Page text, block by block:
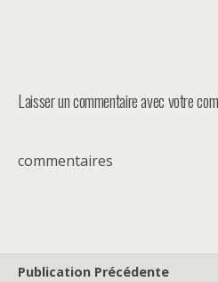
Laisser un commentaire avec votre
commentaires
Publication Précédente